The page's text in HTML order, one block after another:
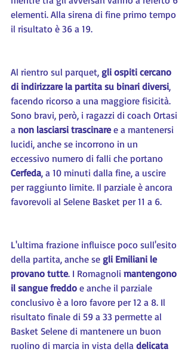
elementi. Alla sirena di fine primo tempo
il risultato è 36 a 19.
Al rientro sul parquet, gli ospiti cercano
di indirizzare la partita su binari diversi,
facendo ricorso a una maggiore fisicità.
Sono bravi, però, i ragazzi di coach Ortasi
a non lasciarsi trascinare e a mantenersi
lucidi, anche se incorrono in un
eccessivo numero di falli che portano
Cerfeda, a 10 minuti dalla fine, a uscire
per raggiunto limite. Il parziale è ancora
favorevoli al Selene Basket per 11 a 6.
L'ultima frazione influisce poco sull'esito
della partita, anche se gli Emiliani le
provano tutte. I Romagnoli mantengono
il sangue freddo e anche il parziale
conclusivo è a loro favore per 12 a 8. Il
risultato finale di 59 a 33 permette al
Basket Selene di mantenere un buon
ruolino di marcia in vista della delicata